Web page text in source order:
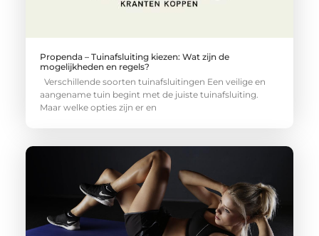
Propenda – Tuinafsluiting kiezen: Wat zijn de
mogelijkheden en regels?
Verschillende soorten tuinafsluitingen Een veilige en
aangename tuin begint met de juiste tuinafsluiting.
Maar welke opties zijn er en